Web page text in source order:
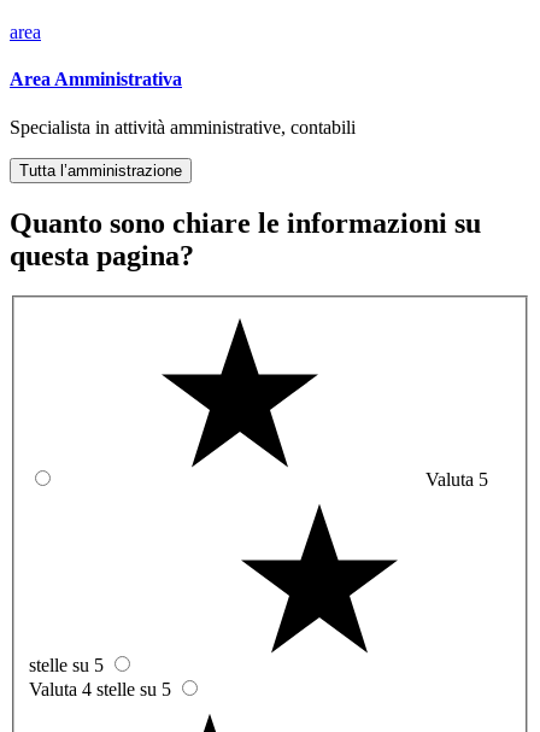
area
Area Amministrativa
Specialista in attività amministrative, contabili
Tutta l’amministrazione
Quanto sono chiare le informazioni su
questa pagina?
Valuta 5
stelle su 5
Valuta 4 stelle su 5